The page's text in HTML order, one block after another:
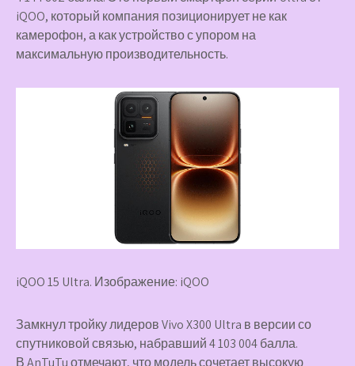
iQOO, который компания позиционирует не как
камерофон, а как устройство с упором на
максимальную производительность.
iQOO 15 Ultra. Изображение: iQOO
Замкнул тройку лидеров Vivo X300 Ultra в версии со
спутниковой связью, набравший 4 103 004 балла.
В AnTuTu отмечают, что модель сочетает высокую